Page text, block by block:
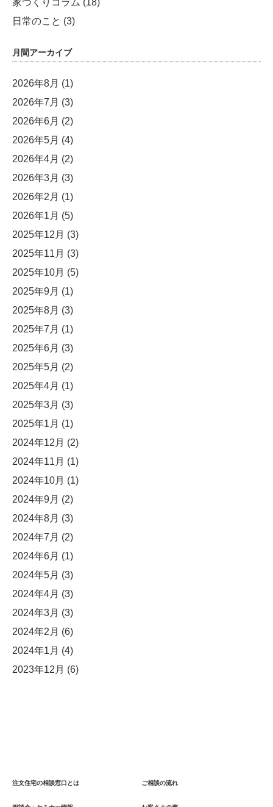
家づくりコラム (18)
日常のこと (3)
月間アーカイブ
2026年8月 (1)
2026年7月 (3)
2026年6月 (2)
2026年5月 (4)
2026年4月 (2)
2026年3月 (3)
2026年2月 (1)
2026年1月 (5)
2025年12月 (3)
2025年11月 (3)
2025年10月 (5)
2025年9月 (1)
2025年8月 (3)
2025年7月 (1)
2025年6月 (3)
2025年5月 (2)
2025年4月 (1)
2025年3月 (3)
2025年1月 (1)
2024年12月 (2)
2024年11月 (1)
2024年10月 (1)
2024年9月 (2)
2024年8月 (3)
2024年7月 (2)
2024年6月 (1)
2024年5月 (3)
2024年4月 (3)
2024年3月 (3)
2024年2月 (6)
2024年1月 (4)
2023年12月 (6)
注文住宅の相談窓口とは ご相談の流れ